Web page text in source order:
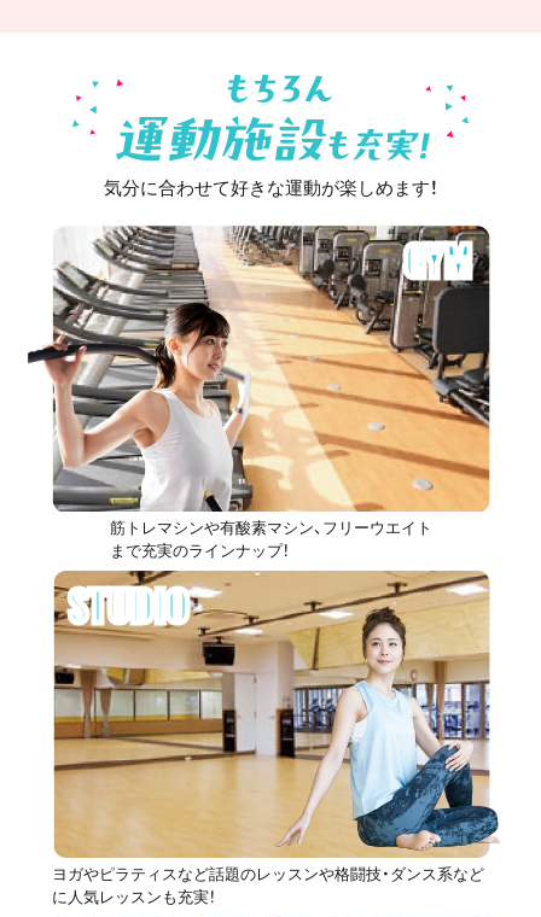
気分に合わせて好きな運動が楽しめます！
GYM
筋トレマシンや有酸素マシン、フリーウエイト
まで充実のラインナップ！
STUDIO
ヨガやピラティスなど話題のレッスンや格闘技・ダンス系など
に人気レッスンも充実！